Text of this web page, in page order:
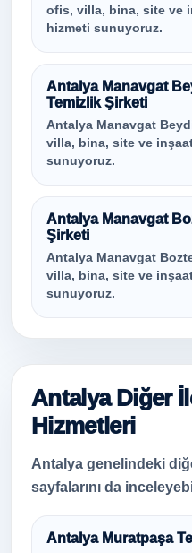
ofis, villa, bina, site ve
hizmeti sunuyoruz.
Antalya Manavgat
Temizlik Şirketi
Antalya Manavgat
villa, bina, site ve
sunuyoruz.
Antalya Manavgat
Şirketi
Antalya Manavgat
villa, bina, site ve
sunuyoruz.
Antalya Diğer
Hizmetleri
Antalya genelindeki
sayfalarını da
Antalya Muratpaşa